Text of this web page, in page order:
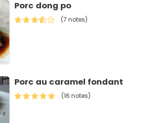
Porc dong po
(7 notes)
Porc au caramel fondant
(16 notes)